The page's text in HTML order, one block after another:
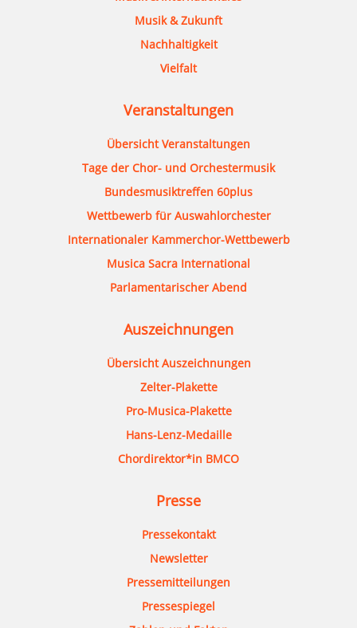
Musik & Zukunft
Nachhaltigkeit
Vielfalt
Veranstaltungen
Übersicht Veranstaltungen
Tage der Chor- und Orchestermusik
Bundesmusiktreffen 60plus
Wettbewerb für Auswahlorchester
Internationaler Kammerchor-Wettbewerb
Musica Sacra International
Parlamentarischer Abend
Auszeichnungen
Übersicht Auszeichnungen
Zelter-Plakette
Pro-Musica-Plakette
Hans-Lenz-Medaille
Chordirektor*in BMCO
Presse
Pressekontakt
Newsletter
Pressemitteilungen
Pressespiegel